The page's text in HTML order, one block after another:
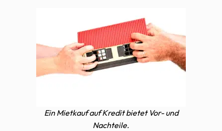
Ein Mietkauf auf Kredit bietet Vor- und
Nachteile.